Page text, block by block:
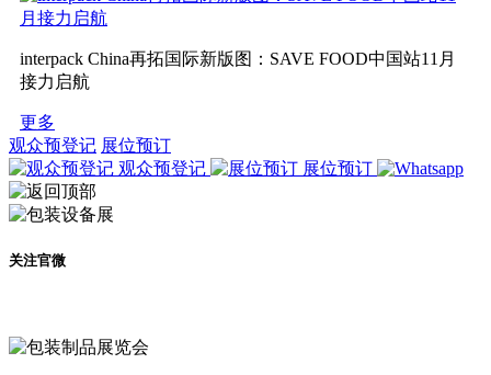
interpack China再拓国际新版图：SAVE FOOD中国站11月
接力启航
更多
观众预登记 展位预订
观众预登记
展位预订
关注官微